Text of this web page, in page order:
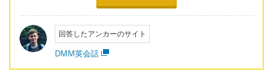
回答したアンカーのサイト
DMM英会話